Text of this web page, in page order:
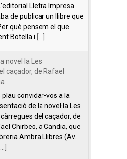
Lletra Impresa
de publicar un llibre que
què pensem el que
Botella i
novel·la Les
caçador, de Rafael
plau convidar-vos a la
de la novel·la Les
del caçador, de
Chirbes, a Gandia, que
Ambra Llibres (Av.